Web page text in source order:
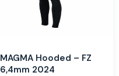
MAGMA Hooded – FZ
6,4mm 2024